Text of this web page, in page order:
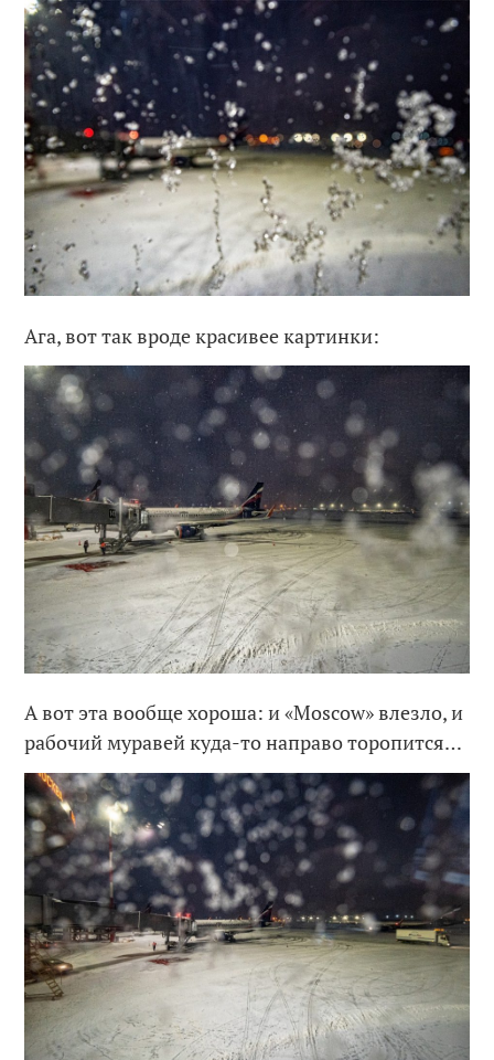
Ага, вот так вроде красивее картинки:
А вот эта вообще хороша: и «Moscow» влезло, и
рабочий муравей куда-то направо торопится…